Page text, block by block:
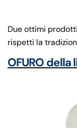
Due ottimi
rispetti la
OFURO della